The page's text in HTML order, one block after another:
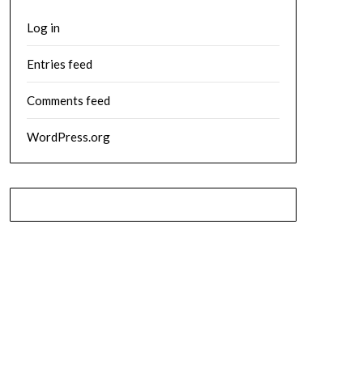
Log in
Entries feed
Comments feed
WordPress.org